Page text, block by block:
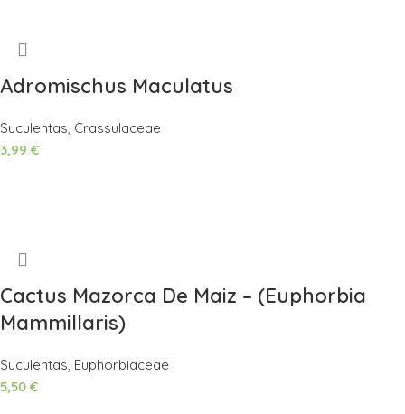
Adromischus Maculatus
Suculentas, Crassulaceae
3,99 €
Cactus Mazorca De Maiz – (Euphorbia
Mammillaris)
Suculentas, Euphorbiaceae
5,50 €